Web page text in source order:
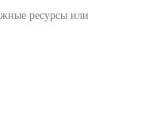
ресурсы или